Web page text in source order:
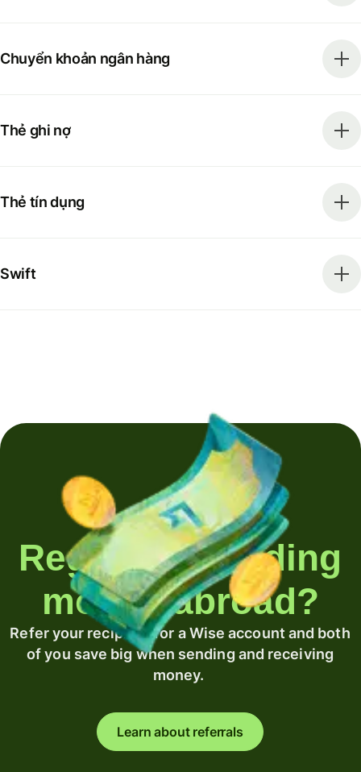
Chuyển khoản ngân hàng
Thẻ ghi nợ
Thẻ tín dụng
Swift
Regularly sending
money abroad?
Refer your recipient for a Wise account and both
of you save big when sending and receiving
money.
Learn about referrals